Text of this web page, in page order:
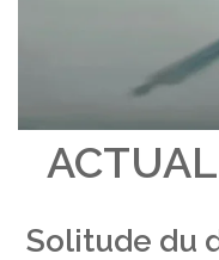
Solitude du